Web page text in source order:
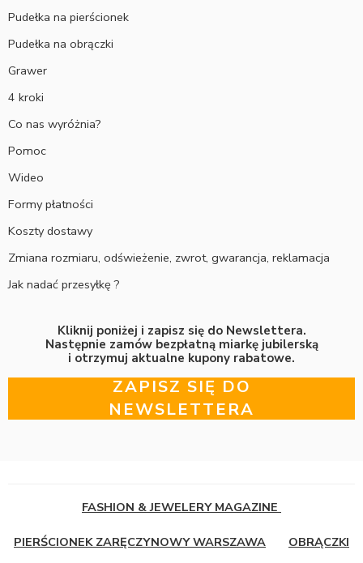
Pudełka na pierścionek
Pudełka na obrączki
Grawer
4 kroki
Co nas wyróżnia?
Pomoc
Wideo
Formy płatności
Koszty dostawy
Zmiana rozmiaru, odświeżenie, zwrot, gwarancja, reklamacja
Jak nadać przesyłkę ?
Kliknij poniżej i zapisz się do Newslettera.
Następnie zamów bezpłatną miarkę jubilerską
i otrzymuj aktualne kupony rabatowe.
ZAPISZ SIĘ DO
NEWSLETTERA
FASHION & JEWELERY MAGAZINE
PIERŚCIONEK ZARĘCZYNOWY WARSZAWA OBRĄCZKI